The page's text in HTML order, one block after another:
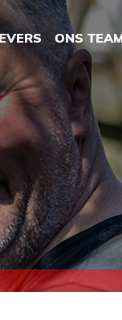
ONS TEAM